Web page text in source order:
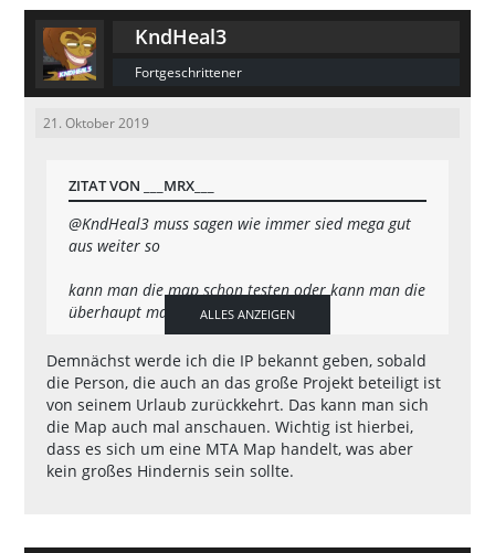
KndHeal3
Fortgeschrittener
21. Oktober 2019
ZITAT VON ___MRX___
@KndHeal3 muss sagen wie immer sied mega gut
aus weiter so
kann man die map schon testen oder kann man die
überhaupt mal testen
MFG
___MRX___
ALLES ANZEIGEN
Demnächst werde ich die IP bekannt geben, sobald
die Person, die auch an das große Projekt beteiligt ist
von seinem Urlaub zurückkehrt. Das kann man sich
die Map auch mal anschauen. Wichtig ist hierbei,
dass es sich um eine MTA Map handelt, was aber
kein großes Hindernis sein sollte.